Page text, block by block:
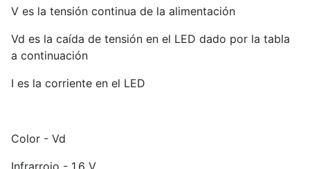
V es la tensión continua de la alimentación
Vd es la caída de tensión en el LED dado por la tabla
a continuación
I es la corriente en el LED
Color - Vd